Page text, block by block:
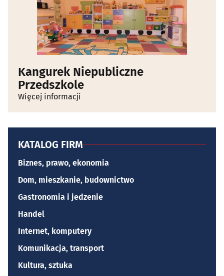
Kangurek Niepubliczne
Przedszkole
Więcej informacji
KATALOG FIRM
Biznes, prawo, ekonomia
Dom, mieszkanie, budownictwo
Gastronomia i jedzenie
Handel
Internet, komputery
Komunikacja, transport
Kultura, sztuka